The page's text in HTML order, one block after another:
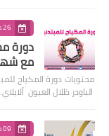
26 مايو 2021
مع
محتويات دورة المكياج
الباودر ظلال العيون
09 مارس 2023